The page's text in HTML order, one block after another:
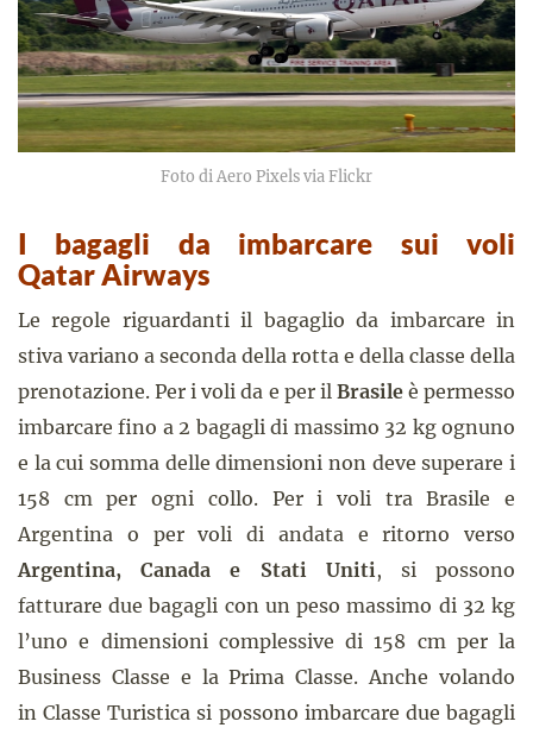
Foto di Aero Pixels via Flickr
I bagagli da imbarcare sui voli
Qatar Airways
Le regole riguardanti il bagaglio da imbarcare in
stiva variano a seconda della rotta e della classe della
prenotazione. Per i voli da e per il Brasileè permesso
imbarcare fino a 2 bagagli di massimo 32 kg ognuno
e la cui somma delle dimensioni non deve superare i
158 cm per ogni collo. Per i voli tra Brasile e
Argentina o per voli di andata e ritorno verso
Argentina, Canada e Stati Uniti , si possono
fatturare due bagagli con un peso massimo di 32 kg
l’uno e dimensioni complessive di 158 cm per la
Business Classe e la Prima Classe. Anche volando
in Classe Turistica si possono imbarcare due bagagli